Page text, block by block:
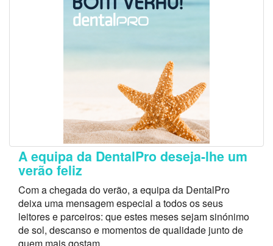
A equipa da DentalPro deseja-lhe um
verão feliz
Com a chegada do verão, a equipa da DentalPro
deixa uma mensagem especial a todos os seus
leitores e parceiros: que estes meses sejam sinónimo
de sol, descanso e momentos de qualidade junto de